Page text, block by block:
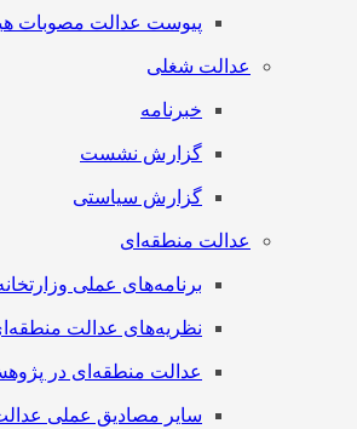
پیوست عدالت مصوبات
عدالت شغلی
خبرنامه
گزارش نشست
گزارش سیاستی
عدالت منطقه‌ای
برنامه‌های عملی
نظریه‌های عدالت
عدالت منطقه‌ای در
سایر مصادیق عملی